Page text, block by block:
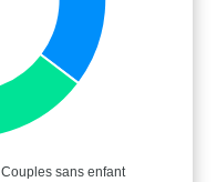
Couples sans enfant